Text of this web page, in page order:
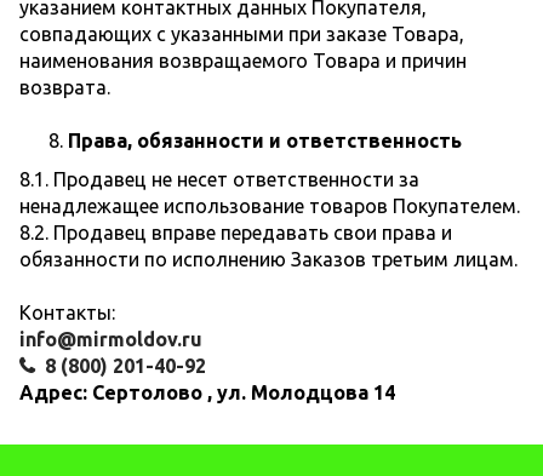
указанием контактных данных Покупателя,
совпадающих с указанными при заказе Товара,
наименования возвращаемого Товара и причин
возврата.
Права, обязанности и ответственность
8.1. Продавец не несет ответственности за
ненадлежащее использование товаров Покупателем.
8.2. Продавец вправе передавать свои права и
обязанности по исполнению Заказов третьим лицам.
Контакты:
info@mirmoldov.ru
8 (800) 201-40-92
Адрес: Сертолово , ул. Молодцова 14